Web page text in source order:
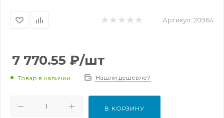
Артикул: 20964
7 770.55 ₽/шт
Товар в наличии Нашли дешевле?
В КОРЗИНУ